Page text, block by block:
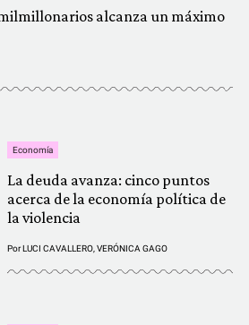
alcanza un máximo
Economía
La deuda avanza: cinco puntos
acerca de la economía política de
la violencia
PorLUCI CAVALLERO VERÓNICA GAGO